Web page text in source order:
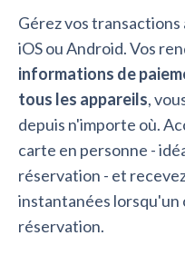
Gérez vos
iOS ou Android. Vos
informations de
tous les appareils,
depuis n'importe où.
carte en personne -
réservation - et
instantanées lorsqu'un
réservation.